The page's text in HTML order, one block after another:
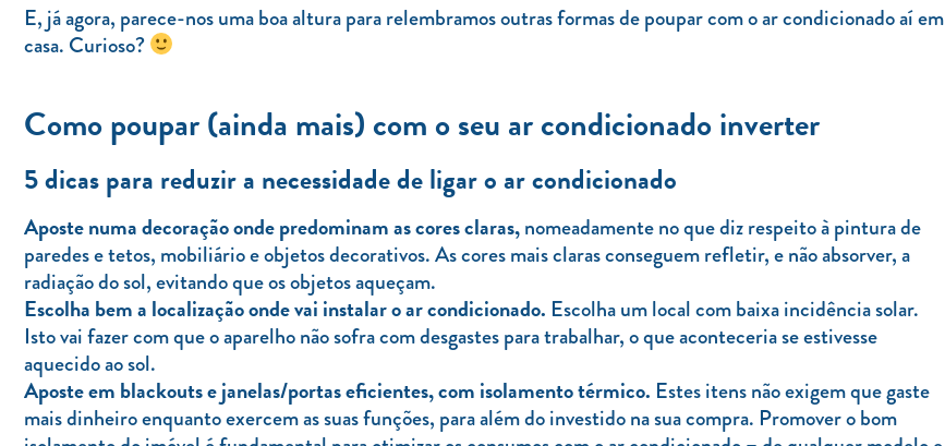
E, já agora, parece-nos uma boa altura para relembramos outras formas de poupar com o ar condicionado aí em
casa. Curioso?
Como poupar (ainda mais) com o seu ar condicionado inverter
5 dicas para reduzir a necessidade de ligar o ar condicionado
Aposte numa decoração onde predominam as cores claras,nomeadamente no que diz respeito à pintura de
paredes e tetos, mobiliário e objetos decorativos. As cores mais claras conseguem refletir, e não absorver, a
radiação do sol, evitando que os objetos aqueçam.
Escolha bem a localização onde vai instalar o ar condicionado. Escolha um local com baixa incidência solar.
Isto vai fazer com que o aparelho não sofra com desgastes para trabalhar, o que aconteceria se estivesse
aquecido ao sol.
Aposte em blackouts e janelas/portas eficientes, com isolamento térmico. Estes itens não exigem que gaste
mais dinheiro enquanto exercem as suas funções, para além do investido na sua compra. Promover o bom